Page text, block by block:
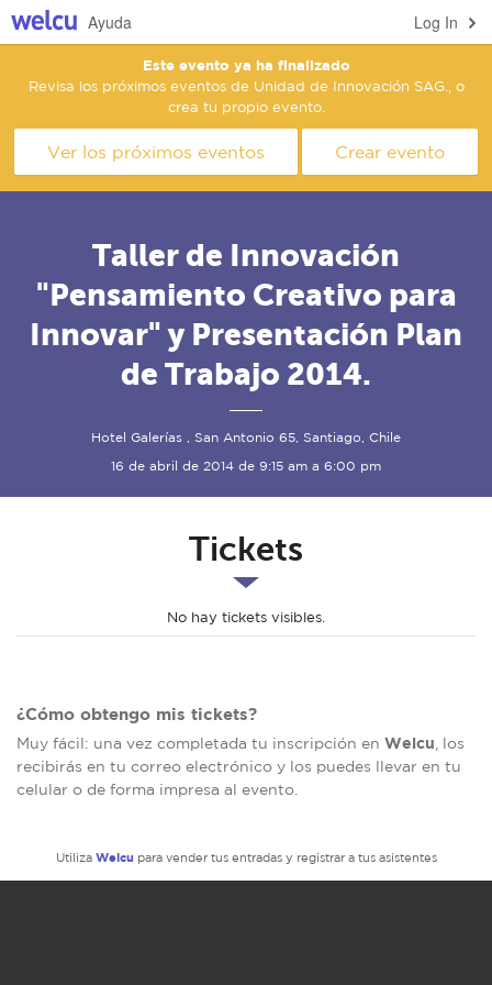
Log In
Ayuda
Este evento ya ha finalizado
Revisa los próximos eventos de Unidad de Innovación SAG., o
crea tu propio evento.
Ver los próximos eventos Crear evento
Taller de Innovación
"Pensamiento Creativo para
Innovar" y Presentación Plan
de Trabajo 2014.
Hotel Galerías , San Antonio 65, Santiago, Chile
16 de abril de 2014 de 9:15 am a 6:00 pm
Tickets
No hay tickets visibles.
¿Cómo obtengo mis tickets?
Muy fácil: una vez completada tu inscripción en Welcu , los
recibirás en tu correo electrónico y los puedes llevar en tu
celular o de forma impresa al evento.
Utiliza Welcu para vender tus entradas y registrar a tus asistentes